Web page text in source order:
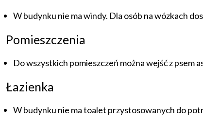
W budynku nie ma windy. Dla osób na wózkach
Pomieszczenia
Do wszystkich pomieszczeń można wejść z psem
Łazienka
W budynku nie ma toalet przystosowanych do